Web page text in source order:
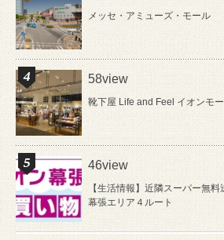
メッセ・アミューズ・モール
58view
靴下屋 Life and Feel イオンモ
46view
【生活情報】近隣スーパー無
幕張エリア４ルート